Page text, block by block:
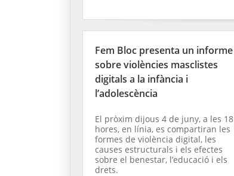
Fem Bloc presenta un informe
sobre violències masclistes
digitals a la infància i
l’adolescència
El pròxim dijous 4 de juny, a les 18
hores, en línia, es compartiran les
formes de violència digital, les
causes estructurals i els efectes
sobre el benestar, l’educació i els
drets.